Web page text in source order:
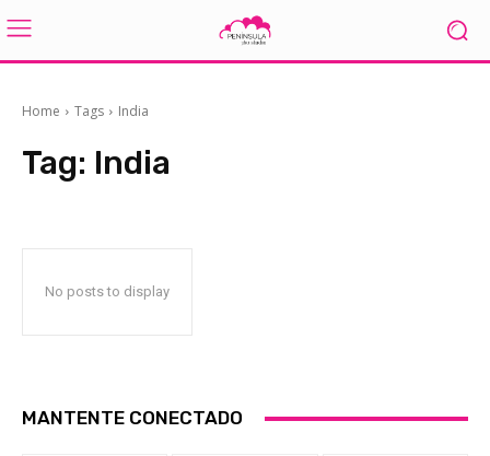
Home Tags India
Tag: India
No posts to display
MANTENTE CONECTADO